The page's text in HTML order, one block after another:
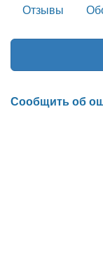
Отзывы
Сообщить об